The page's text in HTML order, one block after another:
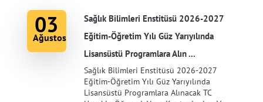
03
Ağustos
Sağlık Bilimleri Enstitüsü 2026-2027
Eğitim-Öğretim Yılı Güz Yarıyılında
Lisansüstü Programlara Alın ...
Sağlık Bilimleri Enstitüsü 2026-2027
Eğitim-Öğretim Yılı Güz Yarıyılında
Lisansüstü Programlara Alınacak TC